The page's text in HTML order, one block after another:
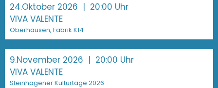
24.Oktober 2026 | 20:00 Uhr
VIVA VALENTE
Oberhausen, Fabrik K14
9.November 2026 | 20:00 Uhr
VIVA VALENTE
Steinhagener Kulturtage 2026